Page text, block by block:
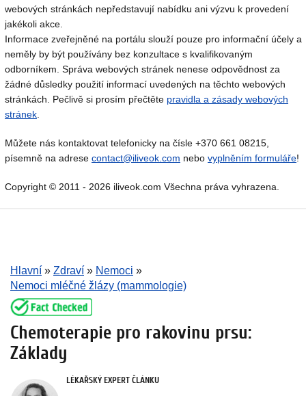
webových stránkách nepředstavují nabídku ani výzvu k provedení
jakékoli akce.
Informace zveřejněné na portálu slouží pouze pro informační účely a
neměly by být používány bez konzultace s kvalifikovaným
odborníkem. Správa webových stránek nenese odpovědnost za
žádné důsledky použití informací uvedených na těchto webových
stránkách. Pečlivě si prosím přečtěte pravidla a zásady webových
stránek
Můžete nás kontaktovat telefonicky na čísle +370 661 08215,
písemně na adrese contact@iliveok.com nebo vyplněním formuláře!
Copyright © 2011 - 2026 iliveok.com Všechna práva vyhrazena.
Hlavní » Zdraví » Nemoci »
Nemoci mléčné žlázy (mammologie)
Chemoterapie pro rakovinu prsu:
Základy
LÉKAŘSKÝ EXPERT ČLÁNKU